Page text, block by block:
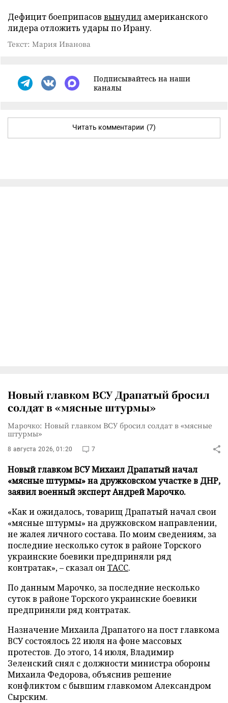
Дефицит боеприпасов вынудил американского
лидера отложить удары по Ирану.
Текст: Мария Иванова
Подписывайтесь на наши
каналы
Читать комментарии (7)
Новый главком ВСУ Драпатый бросил
солдат в «мясные штурмы»
Марочко: Новый главком ВСУ бросил солдат в «мясные
штурмы»
8 августа 2026, 01:20 7
Новый главком ВСУ Михаил Драпатый начал
«мясные штурмы» на дружковском участке в ДНР,
заявил военный эксперт Андрей Марочко.
«Как и ожидалось, товарищ Драпатый начал свои
«мясные штурмы» на дружковском направлении,
не жалея личного состава. По моим сведениям, за
последние несколько суток в районе Торского
украинские боевики предприняли ряд
контратак», – сказал он ТАСС.
По данным Марочко, за последние несколько
суток в районе Торского украинские боевики
предприняли ряд контратак.
Назначение Михаила Драпатого на пост главкома
ВСУ состоялось 22 июля на фоне массовых
протестов. До этого, 14 июля, Владимир
Зеленский снял с должности министра обороны
Михаила Федорова, объяснив решение
конфликтом с бывшим главкомом Александром
Сырским.